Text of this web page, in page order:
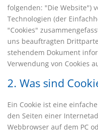
folgenden: "Die Website")
Technologien (der
"Cookies"
uns beauftragten
stehendem Dokument
Verwendung von Cookies
2. Was sind
Ein Cookie ist eine
den Seiten einer
Webbrowser auf dem PC